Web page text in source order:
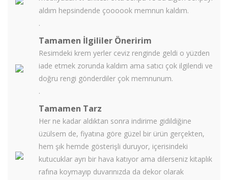
aldım hepsindende çoooook memnun kaldım.
.
Tamamen İlgililer Öneririm
Resimdeki krem yerler ceviz renginde geldi o yüzden
iade etmek zorunda kaldım ama satıcı çok ilgilendi ve
doğru rengi gönderdiler çok memnunum.
.
Tamamen Tarz
Her ne kadar aldıktan sonra indirime gidildiğine
üzülsem de, fiyatına göre güzel bir ürün gerçekten,
hem şık hemde gösterişli duruyor, içerisindeki
kutucuklar ayrı bir hava katıyor ama dilerseniz kitaplık
rafına koymayıp duvarınızda da dekor olarak